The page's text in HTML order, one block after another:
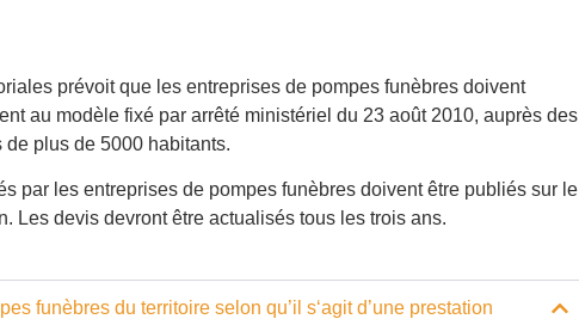
prévoit que les entreprises de pompes funèbres doivent
au modèle fixé par arrêté ministériel du 23 août 2010, auprès des
plus de 5000 habitants.
par les entreprises de pompes funèbres doivent être publiés sur le
Les devis devront être actualisés tous les trois ans.
funèbres du territoire selon qu’il s‘agit d’une prestation